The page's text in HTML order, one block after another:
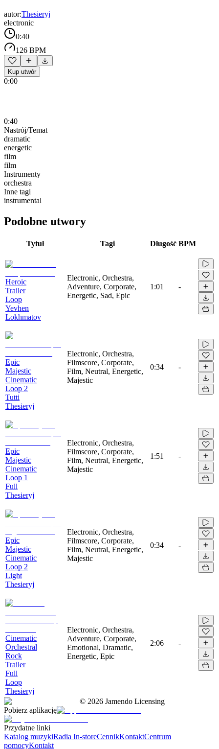
autor:Thesieryj
electronic
0:40
126 BPM
Kup utwór
0:00
0:40
Nastrój/Temat
dramatic
energetic
film
film
Instrumenty
orchestra
Inne tagi
instrumental
Podobne utwory
Tytuł Tagi Długość BPM
Heroic
Trailer
Loop
Yevhen
Lokhmatov
Electronic, Orchestra,
Adventure, Corporate,
Energetic, Sad, Epic
1:01 -
Epic
Majestic
Cinematic
Loop 2
Tutti
Thesieryj
Electronic, Orchestra,
Filmscore, Corporate,
Film, Neutral, Energetic,
Majestic
0:34 -
Epic
Majestic
Cinematic
Loop 1
Full
Thesieryj
Electronic, Orchestra,
Filmscore, Corporate,
Film, Neutral, Energetic,
Majestic
1:51 -
Epic
Majestic
Cinematic
Loop 2
Light
Thesieryj
Electronic, Orchestra,
Filmscore, Corporate,
Film, Neutral, Energetic,
Majestic
0:34 -
Cinematic
Orchestral
Rock
Trailer
Full
Loop
Thesieryj
Electronic, Orchestra,
Adventure, Corporate,
Emotional, Dramatic,
Energetic, Epic
2:06 -
© 2026 Jamendo Licensing
Pobierz aplikację
Przydatne linki
Katalog muzykiRadia In-storeCennikKontaktCentrum
pomocyKontakt